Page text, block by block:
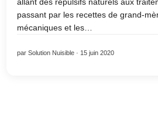
passant par les recettes de grand-
mécaniques et les…
par Solution Nuisible · 15 juin 2020